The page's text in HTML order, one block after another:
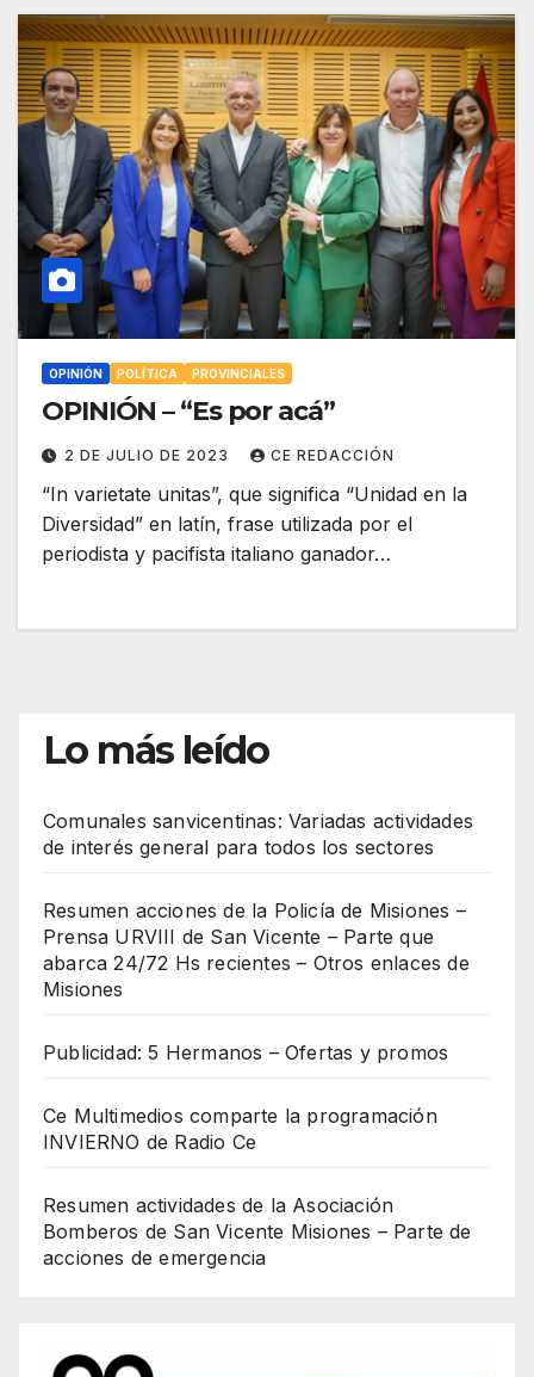
OPINIÓN POLÍTICA PROVINCIALES
OPINIÓN – “Es por acá”
2 DE JULIO DE 2023 CE REDACCIÓN
“In varietate unitas”, que significa “Unidad en la
Diversidad” en latín, frase utilizada por el
periodista y pacifista italiano ganador…
Lo más leído
Comunales sanvicentinas: Variadas actividades
de interés general para todos los sectores
Resumen acciones de la Policía de Misiones –
Prensa URVIII de San Vicente – Parte que
abarca 24/72 Hs recientes – Otros enlaces de
Misiones
Publicidad: 5 Hermanos – Ofertas y promos
Ce Multimedios comparte la programación
INVIERNO de Radio Ce
Resumen actividades de la Asociación
Bomberos de San Vicente Misiones – Parte de
acciones de emergencia